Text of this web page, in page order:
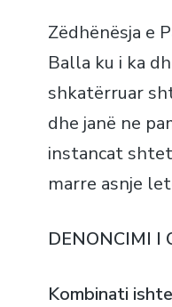
Zëdhënësja e
Balla ku i ka
shkatërruar
dhe janë ne
instancat
marre asnje
DENONCIMI I
Kombinati